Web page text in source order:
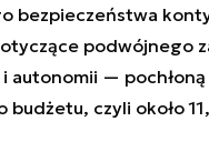
bezpieczeństwa
podwójnego
autonomii — pochłoną
czyli około